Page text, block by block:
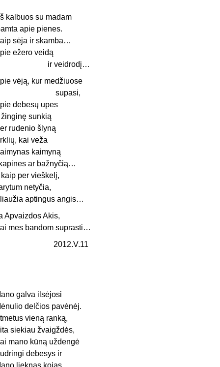
kalbuos su madam
apie pienes.
sėja ir skamba…
ežero veidą
veidrodį…
vėją, kur medžiuose
debesų upes
žinginę sunkią
rudenio šlyną
kai veža
kaimyną
ar bažnyčią…
kaip per vieškelį,
netyčia,
aptingus angis…
Apvaizdos Akis,
mes bandom suprasti…
2012.V.11
galva ilsėjosi
delčios pavėnėj.
vieną ranką,
siekiau žvaigždės,
mano kūną uždengė
debesys ir
lieknas kojas